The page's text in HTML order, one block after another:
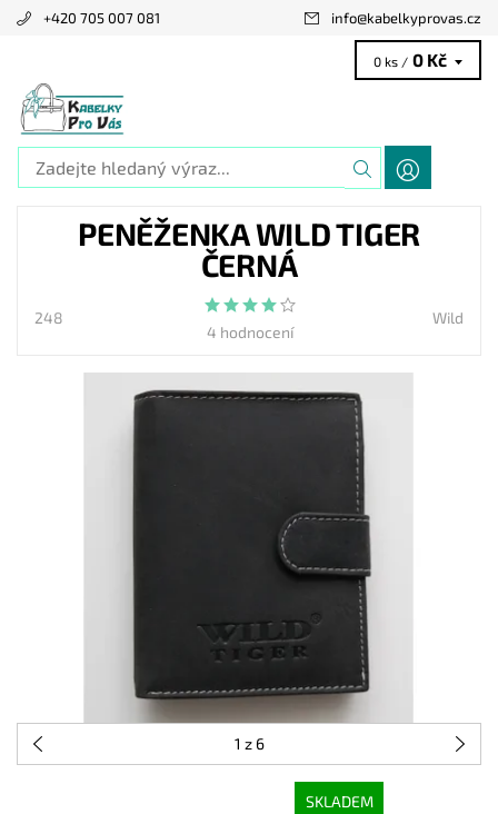
+420 705 007 081 info@kabelkyprovas.cz
0 ks / 0 Kč
PENĚŽENKA WILD TIGER
ČERNÁ
248
4 hodnocení
Wild
1 z 6
SKLADEM